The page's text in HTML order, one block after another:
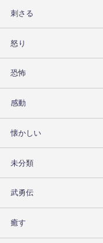
刺さる
怒り
恐怖
感動
懐かしい
未分類
武勇伝
癒す